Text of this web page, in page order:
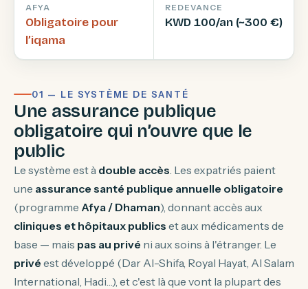
AFYA
Obligatoire pour
l’iqama
REDEVANCE
KWD 100/an (~300 €)
01 — LE SYSTÈME DE SANTÉ
Une assurance publique
obligatoire qui n’ouvre que le
public
Le système est à double accès. Les expatriés paient
une assurance santé publique annuelle obligatoire
(programme Afya / Dhaman), donnant accès aux
cliniques et hôpitaux publics et aux médicaments de
base — mais pas au privé ni aux soins à l'étranger. Le
privé est développé (Dar Al-Shifa, Royal Hayat, Al Salam
International, Hadi…), et c'est là que vont la plupart des